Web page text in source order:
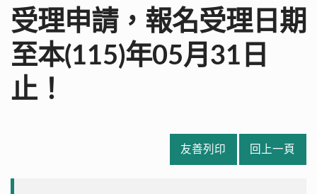
受理申請，報名受理日期
至本(115)年05月31日
止！
友善列印 回上一頁